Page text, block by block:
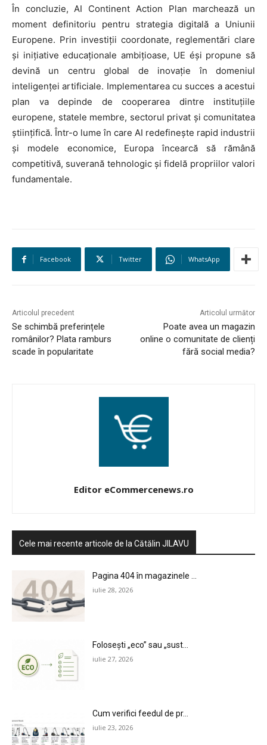
HOMEPAGE
NEWS
E-COMMERCE
EVENIMENTE
LEGAL & DP
CONTACT
În concluzie, AI Continent Action Plan marchează un
moment definitoriu pentru strategia digitală a Uniunii
Europene. Prin investiții coordonate, reglementări clare
și inițiative educaționale ambițioase, UE éși propune să
devină un centru global de inovație în domeniul
inteligenței artificiale. Implementarea cu succes a acestui
plan va depinde de cooperarea dintre instituțiile
europene, statele membre, sectorul privat și comunitatea
științifică. Într-o lume în care AI redefinește rapid industrii
și modele economice, Europa încearcă să rămână
competitivă, suverană tehnologic și fidelă propriilor valori
fundamentale.
Facebook Twitter WhatsApp
Articolul precedent
Se schimbă preferințele
românilor? Plata ramburs
scade în popularitate
Articolul următor
Poate avea un magazin
online o comunitate de clienți
fără social media?
Editor eCommercenews.ro
Cele mai recente articole de la Cătălin JILAVU
Pagina 404 în magazinele ...
iulie 28, 2026
Folosești „eco” sau „sust...
iulie 27, 2026
Cum verifici feedul de pr...
iulie 23, 2026